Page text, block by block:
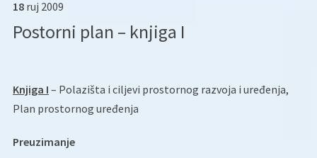
18 ruj 2009
Postorni plan – knjiga I
Knjiga I – Polazišta i ciljevi prostornog razvoja i uređenja,
Plan prostornog uređenja
Preuzimanje